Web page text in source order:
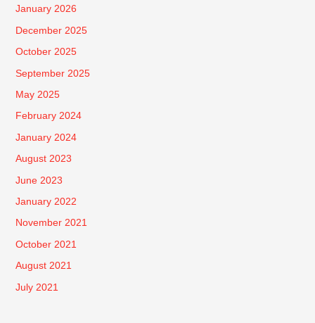
January 2026
December 2025
October 2025
September 2025
May 2025
February 2024
January 2024
August 2023
June 2023
January 2022
November 2021
October 2021
August 2021
July 2021